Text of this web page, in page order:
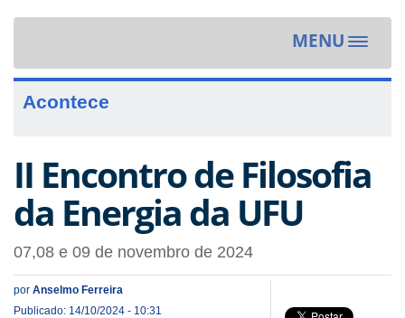
MENU
Toggle
Acontece
II Encontro de Filosofia
da Energia da UFU
07,08 e 09 de novembro de 2024
por Anselmo Ferreira
Publicado: 14/10/2024 - 10:31